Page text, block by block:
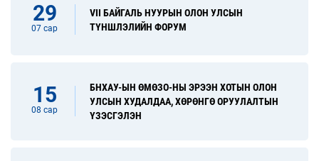
29
07 сар
VII БАЙГАЛЬ НУУРЫН ОЛОН УЛСЫН
ТҮНШЛЭЛИЙН ФОРУМ
15
08 сар
БНХАУ-ЫН ӨМӨЗО-НЫ ЭРЭЭН ХОТЫН ОЛОН
УЛСЫН ХУДАЛДАА, ХӨРӨНГӨ ОРУУЛАЛТЫН
ҮЗЭСГЭЛЭН